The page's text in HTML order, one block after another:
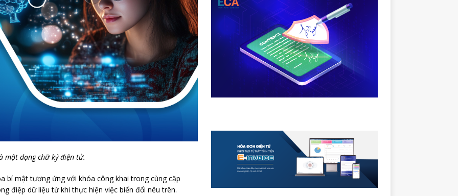
một dạng chữ ký điện tử.
bí mật tương ứng với khóa công khai trong cùng cặp
điệp dữ liệu từ khi thực hiện việc biến đổi nêu trên.